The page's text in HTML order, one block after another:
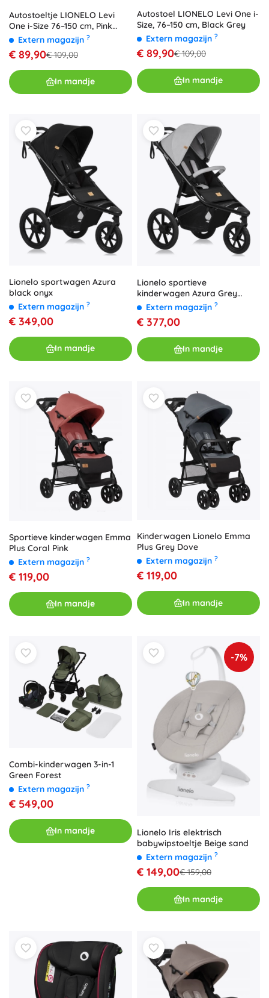
Autostoeltje LIONELO Levi
One i-Size 76–150 cm, Pink
RoseExtern magazijn ?
€ 89,90€ 109,00
In mandje
Autostoel LIONELO Levi One i-
Size, 76–150 cm, Black Grey
Extern magazijn ?
€ 89,90€ 109,00
In mandje
Lionelo sportwagen Azura
black onyx
Extern magazijn ?
€ 349,00
In mandje
Lionelo sportieve
kinderwagen Azura Grey
StoneExtern magazijn ?
€ 377,00
In mandje
Sportieve kinderwagen Emma
Plus Coral Pink
Extern magazijn ?
€ 119,00
In mandje
Kinderwagen Lionelo Emma
Plus Grey Dove
Extern magazijn ?
€ 119,00
In mandje
Combi-kinderwagen 3-in-1
Green Forest
Extern magazijn ?
€ 549,00
In mandje
-7%
Lionelo Iris elektrisch
babywipstoeltje Beige sand
Extern magazijn ?
€ 149,00€ 159,00
In mandje